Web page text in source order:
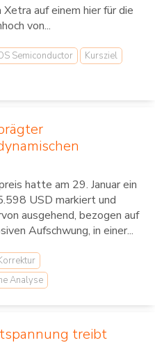
auf einem hier für die
von...
Semiconductor
Kursziel
hatte am 29. Januar ein
USD markiert und
ausgehend, bezogen auf
Aufschwung, in einer...
Analyse
treibt